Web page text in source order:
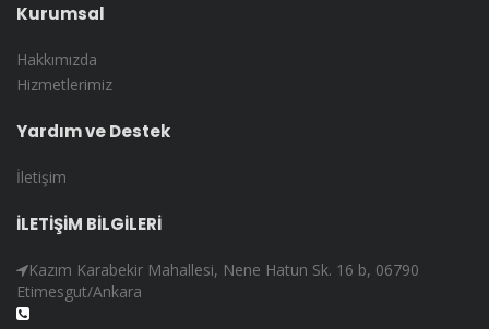
Kurumsal
Hakkımızda
Hizmetlerimiz
Yardım ve Destek
İletişim
İLETİŞİM BİLGİLERİ
Kazım Karabekir Mahallesi, Nene Hatun Sk. 16 b, 06790
Etimesgut/Ankara